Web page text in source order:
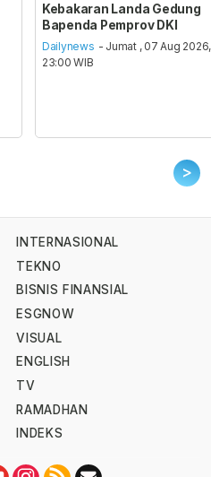
Kebakaran Landa Gedung
Bapenda Pemprov DKI
Dailynews - Jumat , 07 Aug 2026,
23:00 WIB
>
INTERNASIONAL
TEKNO
BISNIS FINANSIAL
ESGNOW
VISUAL
ENGLISH
TV
RAMADHAN
INDEKS